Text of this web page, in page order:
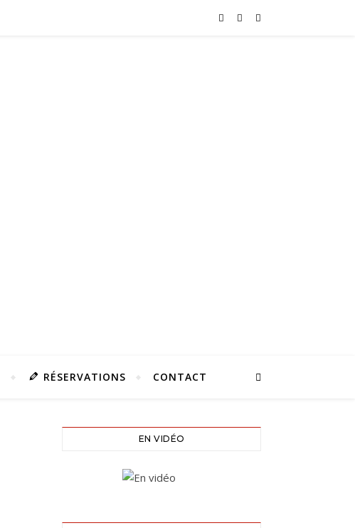
RÉSERVATIONS CONTACT
EN VIDÉO